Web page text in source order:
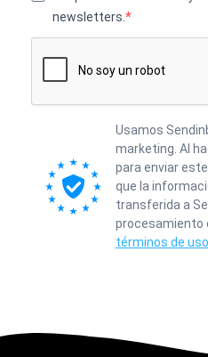
newsletters.
Usamos
marketing. Al
para enviar
que la
transferida a
procesamiento
términos de uso